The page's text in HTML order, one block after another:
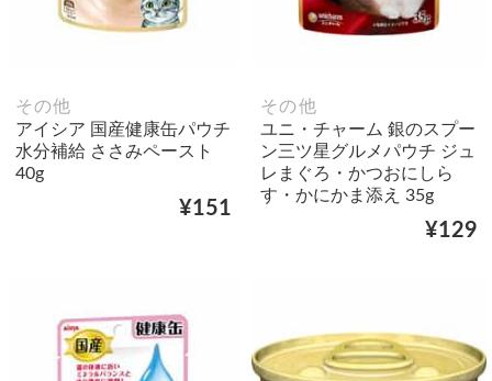
その他
アイシア 国産健康缶パウチ
水分補給 ささみペースト
40g
¥151
その他
ユニ・チャーム 銀のスプー
ン三ツ星グルメパウチ ジュ
レまぐろ・かつおにしら
す・かにかま添え 35g
¥129